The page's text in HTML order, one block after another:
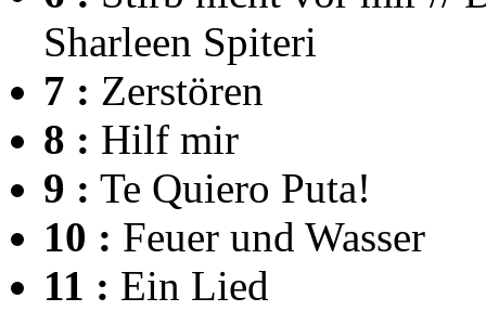
Sharleen Spiteri
7 : Zerstören
8 : Hilf mir
9 : Te Quiero Puta!
10 : Feuer und Wasser
11 : Ein Lied